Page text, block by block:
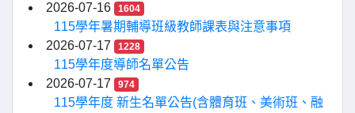
2026-07-16
1604
115學年暑期輔導班級教師課表與注意事項
2026-07-17
1228
115學年度導師名單公告
2026-07-17
974
115學年度 新生名單公告(含體育班、美術班、融